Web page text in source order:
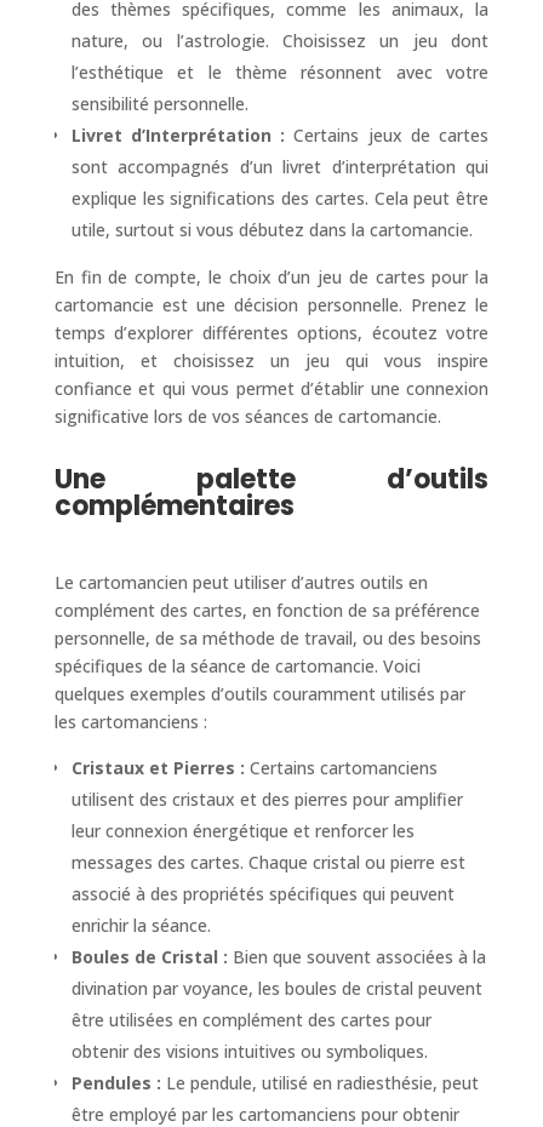
des thèmes spécifiques, comme les animaux, la
nature, ou l’astrologie. Choisissez un jeu dont
l’esthétique et le thème résonnent avec votre
sensibilité personnelle.
Livret d’Interprétation : Certains jeux de cartes
sont accompagnés d’un livret d’interprétation qui
explique les significations des cartes. Cela peut être
utile, surtout si vous débutez dans la cartomancie.
En fin de compte, le choix d’un jeu de cartes pour la
cartomancie est une décision personnelle. Prenez le
temps d’explorer différentes options, écoutez votre
intuition, et choisissez un jeu qui vous inspire
confiance et qui vous permet d’établir une connexion
significative lors de vos séances de cartomancie.
Une palette d’outils
complémentaires
Le cartomancien peut utiliser d’autres outils en
complément des cartes, en fonction de sa préférence
personnelle, de sa méthode de travail, ou des besoins
spécifiques de la séance de cartomancie. Voici
quelques exemples d’outils couramment utilisés par
les cartomanciens :
Cristaux et Pierres : Certains cartomanciens
utilisent des cristaux et des pierres pour amplifier
leur connexion énergétique et renforcer les
messages des cartes. Chaque cristal ou pierre est
associé à des propriétés spécifiques qui peuvent
enrichir la séance.
Boules de Cristal : Bien que souvent associées à la
divination par voyance, les boules de cristal peuvent
être utilisées en complément des cartes pour
obtenir des visions intuitives ou symboliques.
Pendules : Le pendule, utilisé en radiesthésie, peut
être employé par les cartomanciens pour obtenir